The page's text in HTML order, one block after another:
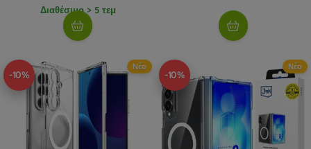
Διαθέσιμο > 5 τεμ
-10%
Νέο
-10%
Νέο